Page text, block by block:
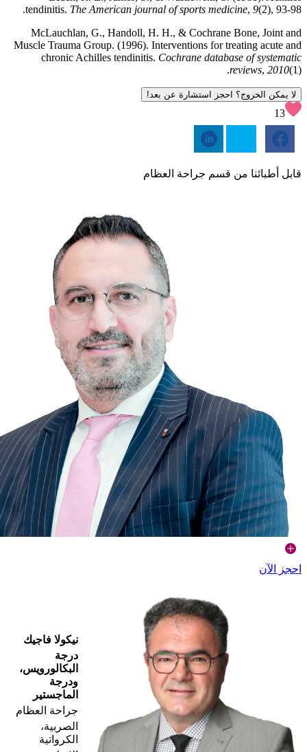
tendinitis. The American journal of sports medicine, 9(2), 93-98.
McLauchlan, G., Handoll, H. H., & Cochrane Bone, Joint and
Muscle Trauma Group. (1996). Interventions for treating acute and
chronic Achilles tendinitis. Cochrane database of systematic
reviews, 2010(1).
لا يمكن الخروج؟ احجز استشارة عن بعد!
13
قابل أطبائنا من قسم جراحة العظام
احجز الآن
نيكولا فاجيك
درجة
البكالورويس،
ودرجة
الماجستير
جراحة العظام
الصربية،
الكرواتية